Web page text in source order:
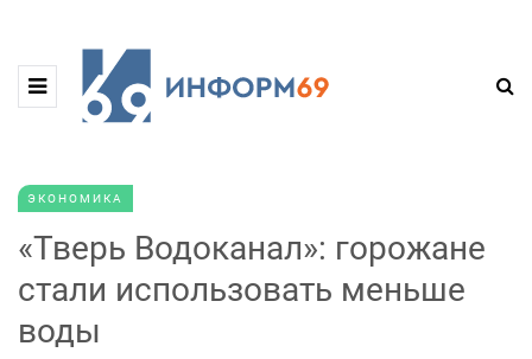
ЭКОНОМИКА
«Тверь Водоканал»: горожане
стали использовать меньше
воды